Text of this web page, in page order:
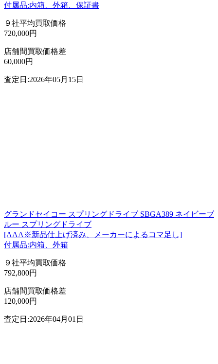
付属品:内箱、外箱、保証書
９社平均買取価格
720,000円
店舗間買取価格差
60,000円
査定日:2026年05月15日
グランドセイコー スプリングドライブ SBGA389 ネイビーブ
ルー スプリングドライブ
[AAA※新品仕上げ済み、メーカーによるコマ足し]
付属品:内箱、外箱
９社平均買取価格
792,800円
店舗間買取価格差
120,000円
査定日:2026年04月01日